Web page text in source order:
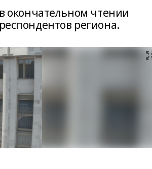
окончательном чтении
региона.